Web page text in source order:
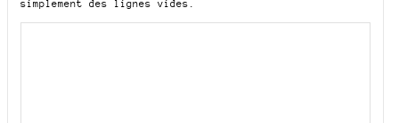
simplement des lignes vides.